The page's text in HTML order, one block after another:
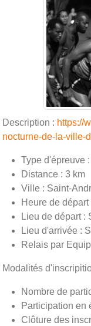
Description : https://
nocturne-de-la-ville-
Type d'épreuve
Distance : 3 km
Ville : Saint-
Heure de
Lieu de départ :
Lieu d'arrivée :
Relais par
Modalités
Nombre de
Participation en
Clôture des